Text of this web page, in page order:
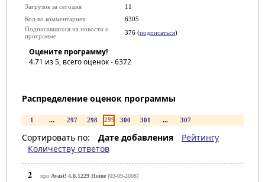
Загрузок за сегодня
11
Кол-во комментариев
6305
Подписавшихся на новости о
программе
376 (подписаться)
Оцените программу!
4.71 из 5, всего оценок -6372
Распределение оценок программы
1 ... 297 298 299 300 301 ... 307
Сортировать по: Дате добавления
Рейтингу
Количеству ответов
2 про Avast! 4.8.1229 Home[03-09-2008]